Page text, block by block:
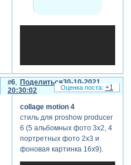
доработанный вариант
стиля, с учётом устранения
инерционности слоёв (из
задания 17).
вложения:
Поделиться
6
30-10-2021
20:30:02
collage motion 4
стиль для proshow producer
6 (5 альбомных фото 3х2, 4
портретных фото 2х3 и
фоновая картинка 16х9).
+1